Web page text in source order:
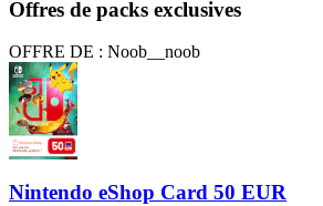
Offres de packs exclusives
OFFRE DE : Noob__noob
Nintendo eShop Card 50 EUR